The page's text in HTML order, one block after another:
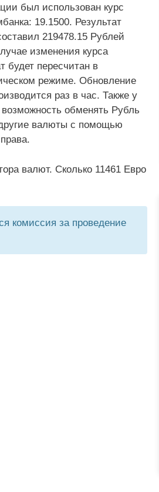
был использован курс
19.1500. Результат
219478.15 Рублей
изменения курса
будет пересчитан в
режиме. Обновление
раз в час. Также у
возможность обменять Рубль
валюты с помощью
валют. Сколько 11461 Евро
комиссия за проведение